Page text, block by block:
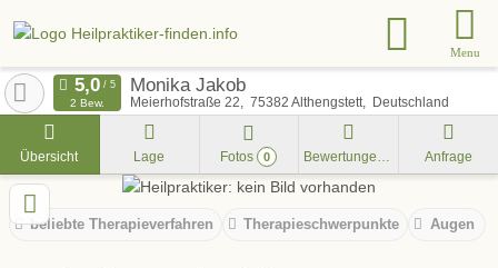
Menu
Monika Jakob
Meierhofstraße 22 75382 Althengstett Deutschland
2 Bew.
Übersicht Lage Fotos 0 Bewertungen Anfrage
beliebte Therapieverfahren Therapieschwerpunkte Augen